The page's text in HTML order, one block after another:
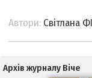
Автори: Світлана
Архів журналу Віче